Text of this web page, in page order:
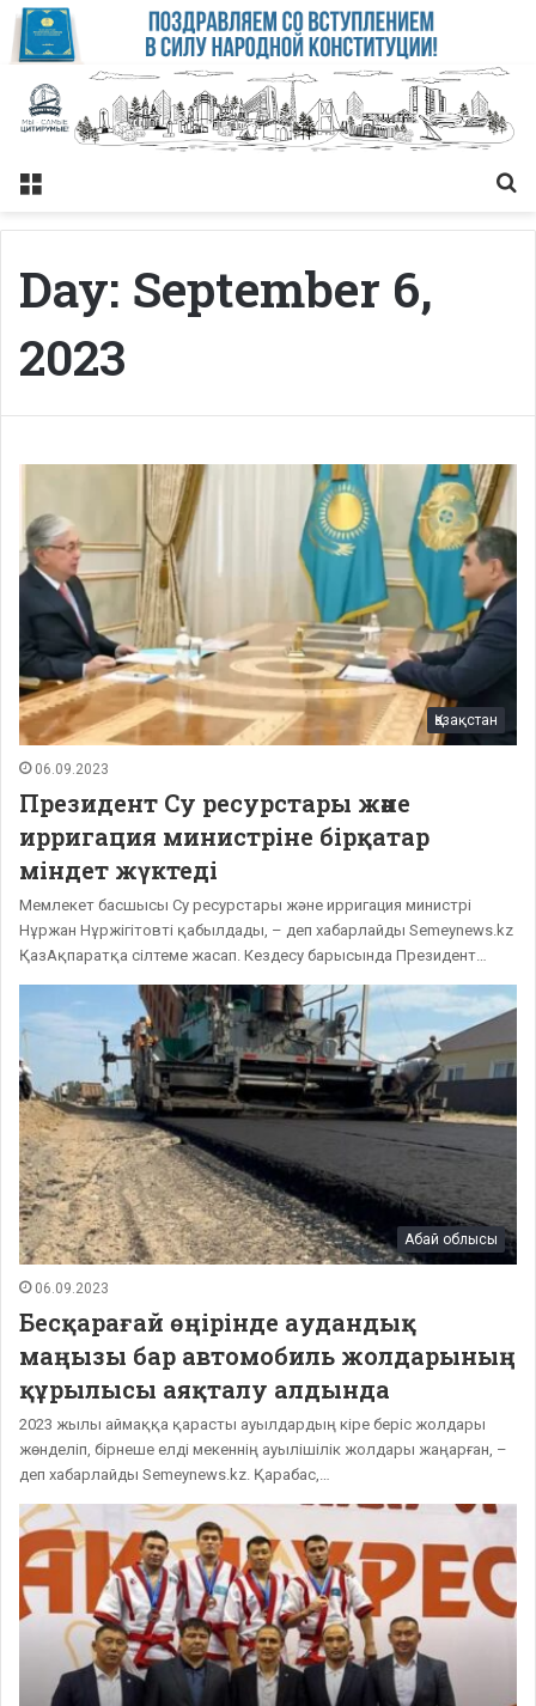
Меню
Day: September 6,
2023
Қазақстан
06.09.2023
Президент Су ресурстары және
ирригация министріне бірқатар
міндет жүктеді
Мемлекет басшысы Су ресурстары және ирригация министрі
Нұржан Нұржігітовті қабылдады, – деп хабарлайды Semeynews.kz
ҚазАқпаратқа сілтеме жасап. Кездесу барысында Президент…
Абай облысы
06.09.2023
Бесқарағай өңірінде аудандық
маңызы бар автомобиль жолдарының
құрылысы аяқталу алдында
2023 жылы аймаққа қарасты ауылдардың кіре беріс жолдары
жөнделіп, бірнеше елді мекеннің ауылішілік жолдары жаңарған, –
деп хабарлайды Semeynews.kz. Қарабас,…